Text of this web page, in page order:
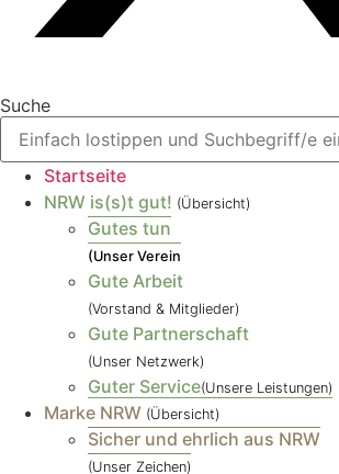
Suche
Startseite
NRW is(s)t gut! (Übersicht)
Gutes tun
(Unser Verein
Gute Arbeit
(Vorstand & Mitglieder)
Gute Partnerschaft
(Unser Netzwerk)
Guter Service(Unsere Leistungen)
Marke NRW (Übersicht)
Sicher und ehrlich aus NRW
(Unser Zeichen)